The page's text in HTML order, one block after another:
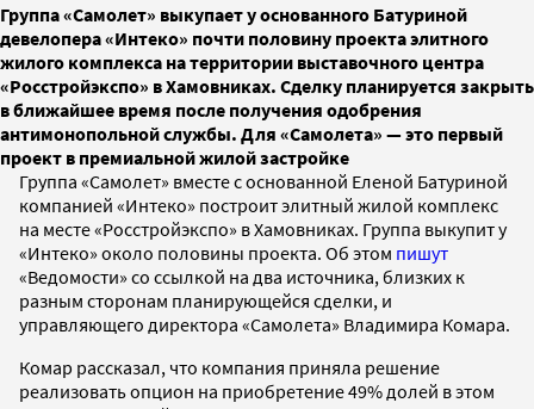
Группа «Самолет» выкупает у основанного Батуриной
девелопера «Интеко» почти половину проекта элитного
жилого комплекса на территории выставочного центра
«Росстройэкспо» в Хамовниках. Сделку планируется закрыть
в ближайшее время после получения одобрения
антимонопольной службы. Для «Самолета» — это первый
проект в премиальной жилой застройке
Группа «Самолет» вместе с основанной Еленой Батуриной
компанией «Интеко» построит элитный жилой комплекс
на месте «Росстройэкспо» в Хамовниках. Группа выкупит у
«Интеко» около половины проекта. Об этом пишут
«Ведомости» со ссылкой на два источника, близких к
разным сторонам планирующейся сделки, и
управляющего директора «Самолета» Владимира Комара.
Комар рассказал, что компания приняла решение
реализовать опцион на приобретение 49% долей в этом